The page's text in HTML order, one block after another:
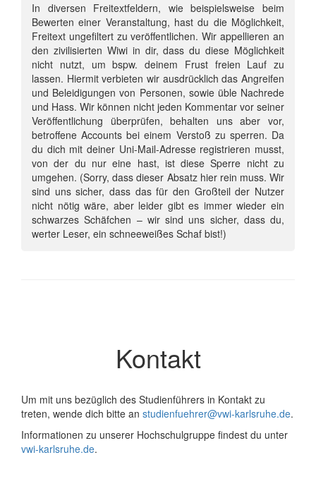
In diversen Freitextfeldern, wie beispielsweise beim
Bewerten einer Veranstaltung, hast du die Möglichkeit,
Freitext ungefiltert zu veröffentlichen. Wir appellieren an
den zivilisierten Wiwi in dir, dass du diese Möglichkeit
nicht nutzt, um bspw. deinem Frust freien Lauf zu
lassen. Hiermit verbieten wir ausdrücklich das Angreifen
und Beleidigungen von Personen, sowie üble Nachrede
und Hass. Wir können nicht jeden Kommentar vor seiner
Veröffentlichung überprüfen, behalten uns aber vor,
betroffene Accounts bei einem Verstoß zu sperren. Da
du dich mit deiner Uni-Mail-Adresse registrieren musst,
von der du nur eine hast, ist diese Sperre nicht zu
umgehen. (Sorry, dass dieser Absatz hier rein muss. Wir
sind uns sicher, dass das für den Großteil der Nutzer
nicht nötig wäre, aber leider gibt es immer wieder ein
schwarzes Schäfchen – wir sind uns sicher, dass du,
werter Leser, ein schneeweißes Schaf bist!)
Kontakt
Um mit uns bezüglich des Studienführers in Kontakt zu
treten, wende dich bitte an studienfuehrer@vwi-karlsruhe.de.
Informationen zu unserer Hochschulgruppe findest du unter
vwi-karlsruhe.de.